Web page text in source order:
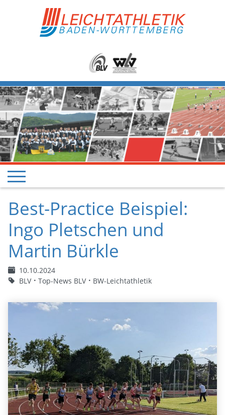
Best-Practice Beispiel:
Ingo Pletschen und
Martin Bürkle
10.10.2024
BLV
Top-News BLV BW-Leichtathletik